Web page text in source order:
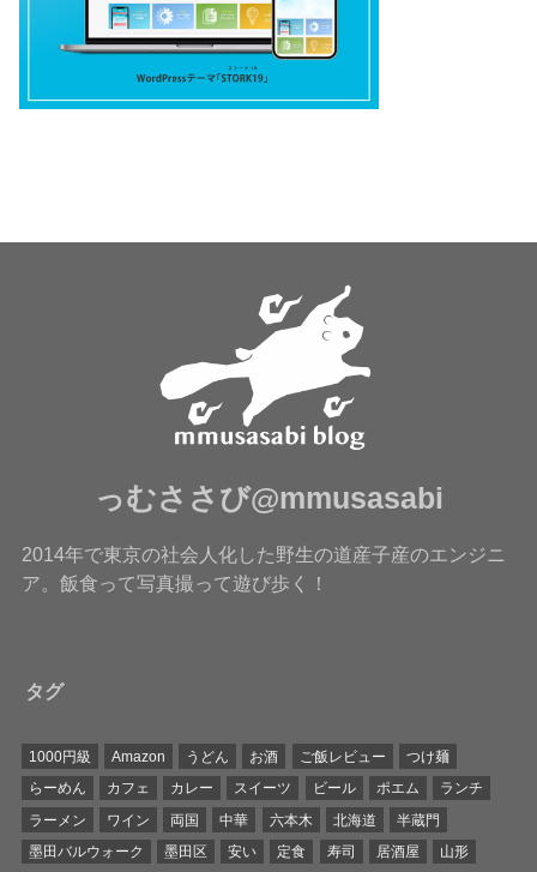
っむささび@mmusasabi
2014年で東京の社会人化した野生の道産子産のエンジニ
ア。飯食って写真撮って遊び歩く！
タグ
1000円級 Amazon うどん お酒 ご飯レビュー
つけ麺
らーめん
カフェ カレー スイーツ ビール ポエム
ランチ
ラーメン
ワイン 両国 中華 六本木 北海道
半蔵門
墨田バルウォーク
墨田区 安い 定食 寿司 居酒屋 山形